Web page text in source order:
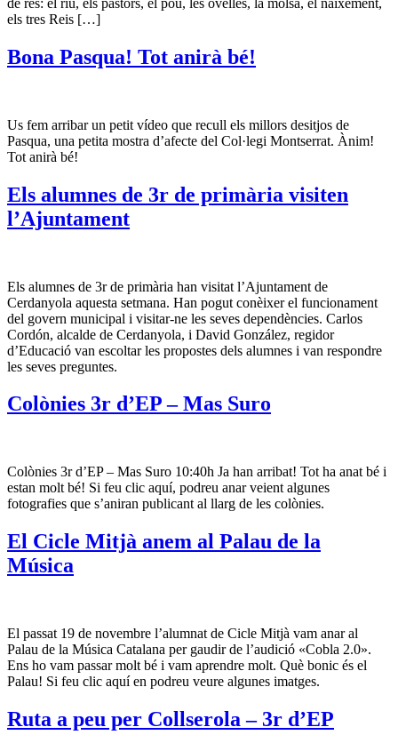
de res: el riu, els pastors, el pou, les ovelles, la molsa, el naixement,
els tres Reis […]
Bona Pasqua! Tot anirà bé!
Us fem arribar un petit vídeo que recull els millors desitjos de
Pasqua, una petita mostra d’afecte del Col·legi Montserrat. Ànim!
Tot anirà bé!
Els alumnes de 3r de primària visiten
l’Ajuntament
Els alumnes de 3r de primària han visitat l’Ajuntament de
Cerdanyola aquesta setmana. Han pogut conèixer el funcionament
del govern municipal i visitar-ne les seves dependències. Carlos
Cordón, alcalde de Cerdanyola, i David González, regidor
d’Educació van escoltar les propostes dels alumnes i van respondre
les seves preguntes.
Colònies 3r d’EP – Mas Suro
Colònies 3r d’EP – Mas Suro 10:40h Ja han arribat! Tot ha anat bé i
estan molt bé! Si feu clic aquí, podreu anar veient algunes
fotografies que s’aniran publicant al llarg de les colònies.
El Cicle Mitjà anem al Palau de la
Música
El passat 19 de novembre l’alumnat de Cicle Mitjà vam anar al
Palau de la Música Catalana per gaudir de l’audició «Cobla 2.0».
Ens ho vam passar molt bé i vam aprendre molt. Què bonic és el
Palau! Si feu clic aquí en podreu veure algunes imatges.
Ruta a peu per Collserola – 3r d’EP